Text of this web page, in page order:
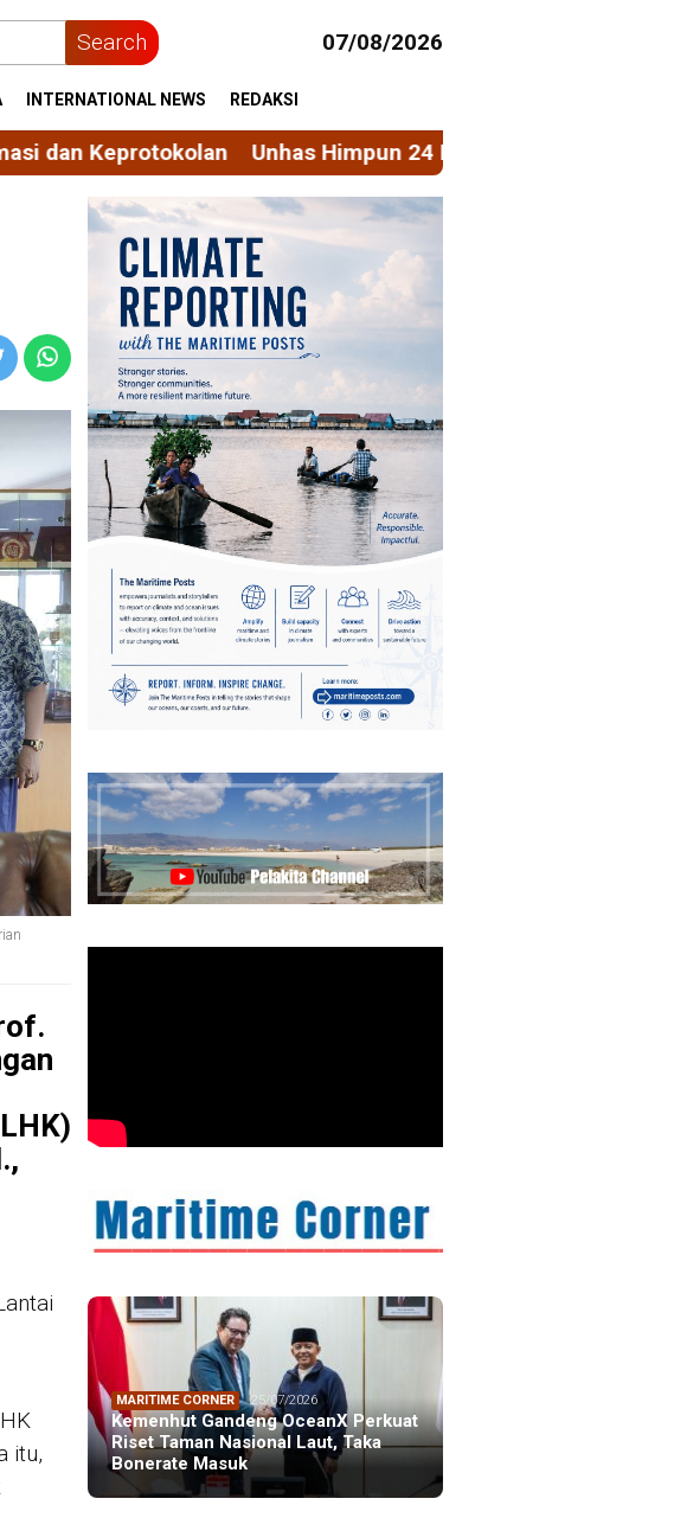
Search 07/08/2026
INTERNATIONAL NEWS REDAKSI
Unhas Himpun 24 PTNBH Bahas Penguatan Sistem
itu,
MARITIME CORNER 25/07/2026
Kemenhut Gandeng OceanX Perkuat
Riset Taman Nasional Laut, Taka
Bonerate Masuk